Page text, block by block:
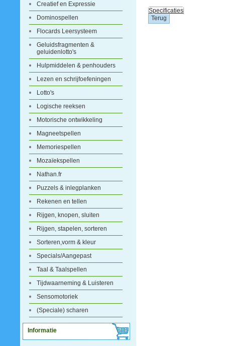
Creatief en Expressie
Dominospellen
Flocards Leersysteem
Geluidsfragmenten &
geluidenlotto's
Hulpmiddelen & penhouders
Lezen en schrijfoefeningen
Lotto's
Logische reeksen
Motorische ontwikkeling
Magneetspellen
Memoriespellen
Mozaïekspellen
Nathan.fr
Puzzels & inlegplanken
Rekenen en tellen
Rijgen, knopen, sluiten
Rijgen, stapelen, sorteren
Sorteren,vorm & kleur
Specials/Aangepast
Taal & Taalspellen
Tijdwaarneming & Luisteren
Sensomotoriek
(Speciale) scharen
Informatie
Specificaties